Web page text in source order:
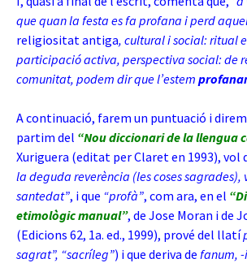
que quan la festa es fa profana i perd
religiositat antiga, cultural i social: ritual
participació activa, perspectiva social: de
comunitat, podem dir que l’estem
A continuació, farem un puntuació i
partim del “Nou diccionari de la llengua
Xuriguera (editat per Claret en 1993), vol
la deguda reverència (les coses sagrades),
santedat”, i que “profà”, com ara, en el
etimològic manual”, de Jose Moran i de
(Edicions 62, 1a. ed., 1999), prové del llatí
sagrat”, “sacríleg”) i que deriva de fanum, -i